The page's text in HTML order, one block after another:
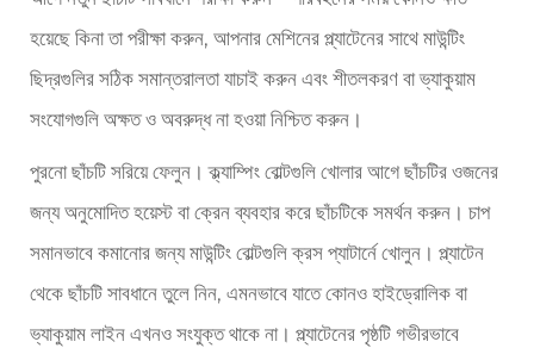
হয়েছে কিনা তা পরীক্ষা করুন, আপনার মেশিনের প্ল্যাটেনের সাথে মাউন্টিং
ছিদ্রগুলির সঠিক সমান্তরালতা যাচাই করুন এবং শীতলকরণ বা ভ্যাকুয়াম
সংযোগগুলি অক্ষত ও অবরুদ্ধ না হওয়া নিশ্চিত করুন।
পুরনো ছাঁচটি সরিয়ে ফেলুন। ক্ল্যাম্পিং বোল্টগুলি খোলার আগে ছাঁচটির ওজনের
জন্য অনুমোদিত হয়েস্ট বা ক্রেন ব্যবহার করে ছাঁচটিকে সমর্থন করুন। চাপ
সমানভাবে কমানোর জন্য মাউন্টিং বোল্টগুলি ক্রস প্যাটার্নে খোলুন। প্ল্যাটেন
থেকে ছাঁচটি সাবধানে তুলে নিন, এমনভাবে যাতে কোনও হাইড্রোলিক বা
ভ্যাকুয়াম লাইন এখনও সংযুক্ত থাকে না। প্ল্যাটেনের পৃষ্ঠটি গভীরভাবে